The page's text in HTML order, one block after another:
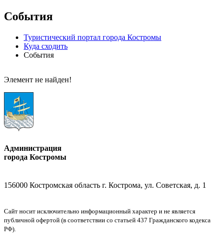
События
Туристический портал города Костромы
Куда сходить
События
Элемент не найден!
Администрация
города Костромы
156000 Костромская область г. Кострома, ул. Советская, д. 1
Сайт носит исключительно информационный характер и не является
публичной офертой (в соответствии со статьей 437 Гражданского кодекса
РФ).